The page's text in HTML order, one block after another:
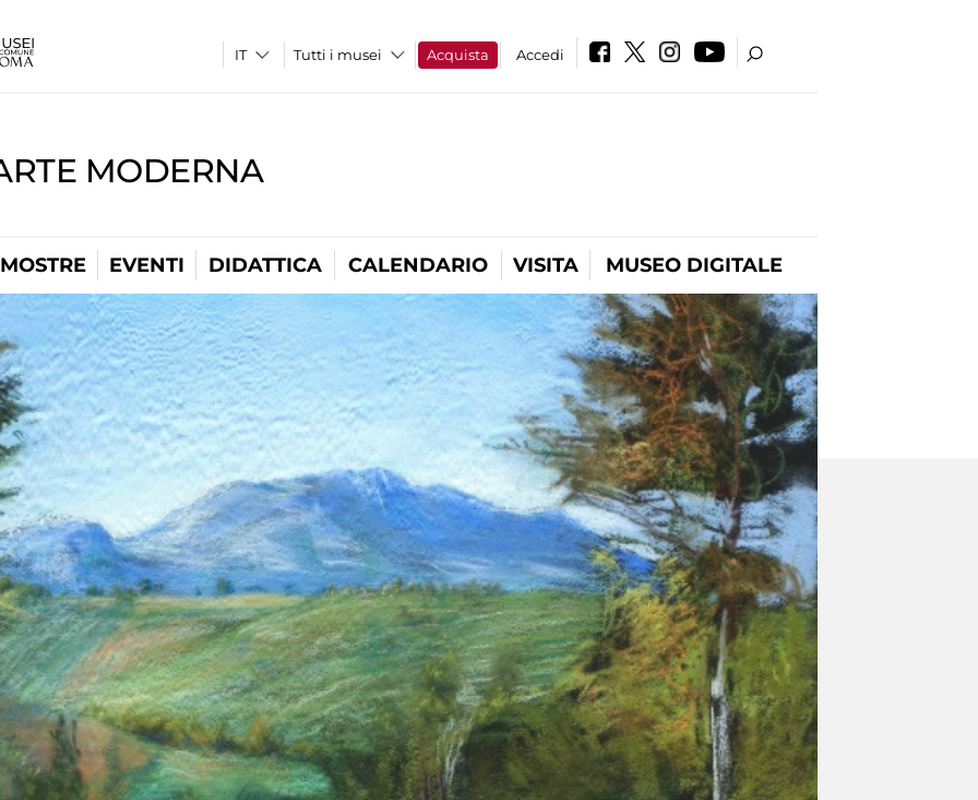
Tutti i musei Acquista Accedi
MODERNA
MOSTRE EVENTI DIDATTICA CALENDARIO VISITA MUSEO DIGITALE